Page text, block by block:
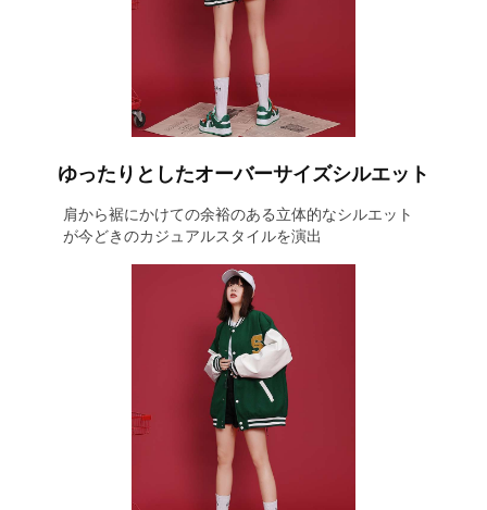
ゆったりとしたオーバーサイズシルエット
肩から裾にかけての余裕のある立体的なシルエット
が今どきのカジュアルスタイルを演出